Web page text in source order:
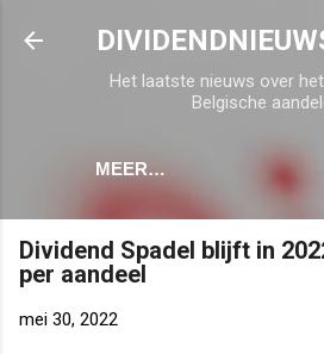
Doorgaan naar
Het laatste nieuws over
Belgische
MEER…
Dividend Spadel blijft in
per aandeel
mei 30, 2022